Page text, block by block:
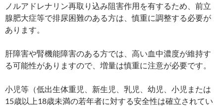
ノルアドレナリン再取り込み阻害作用を有するため、前立
腺肥大症等で排尿困難のある方は、慎重に調整する必要が
あります。
肝障害や腎機能障害のある方では、高い血中濃度が維持す
る可能性がありますので、増量は慎重に注意が必要です。
小児等（低出生体重児、新生児、乳児、幼児、小児または
15歳以上18歳未満の若年者に対する安全性は確立されてい